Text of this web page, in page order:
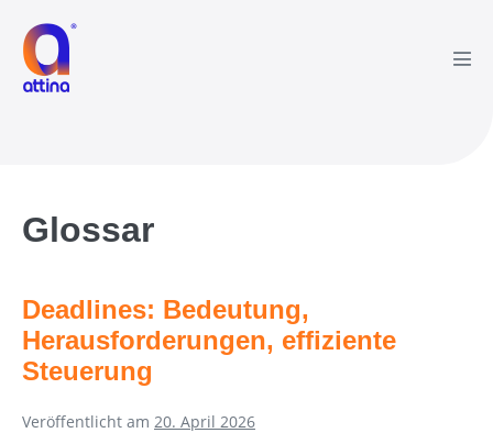
Inhalt
springen
Glossar
Deadlines: Bedeutung,
Herausforderungen, effiziente
Steuerung
Veröffentlicht am 20. April 2026